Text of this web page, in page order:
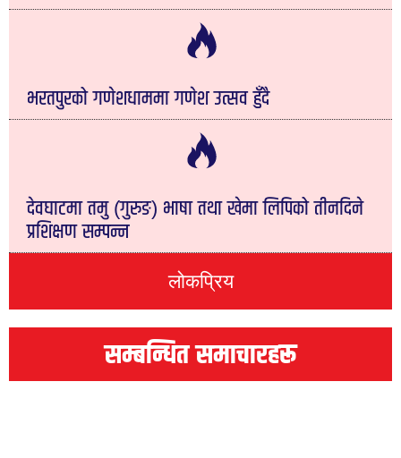
लोकप्रिय
भरतपुरको गणेशधाममा गणेश उत्सव हुँदै
देवघाटमा तमु (गुरुङ) भाषा तथा खेमा लिपिको तीनदिने
प्रशिक्षण सम्पन्न
सम्बन्धित समाचारहरू